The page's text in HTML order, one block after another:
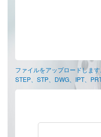
ファイルをアップロードしま
STEP、STP、DWG、IPT、